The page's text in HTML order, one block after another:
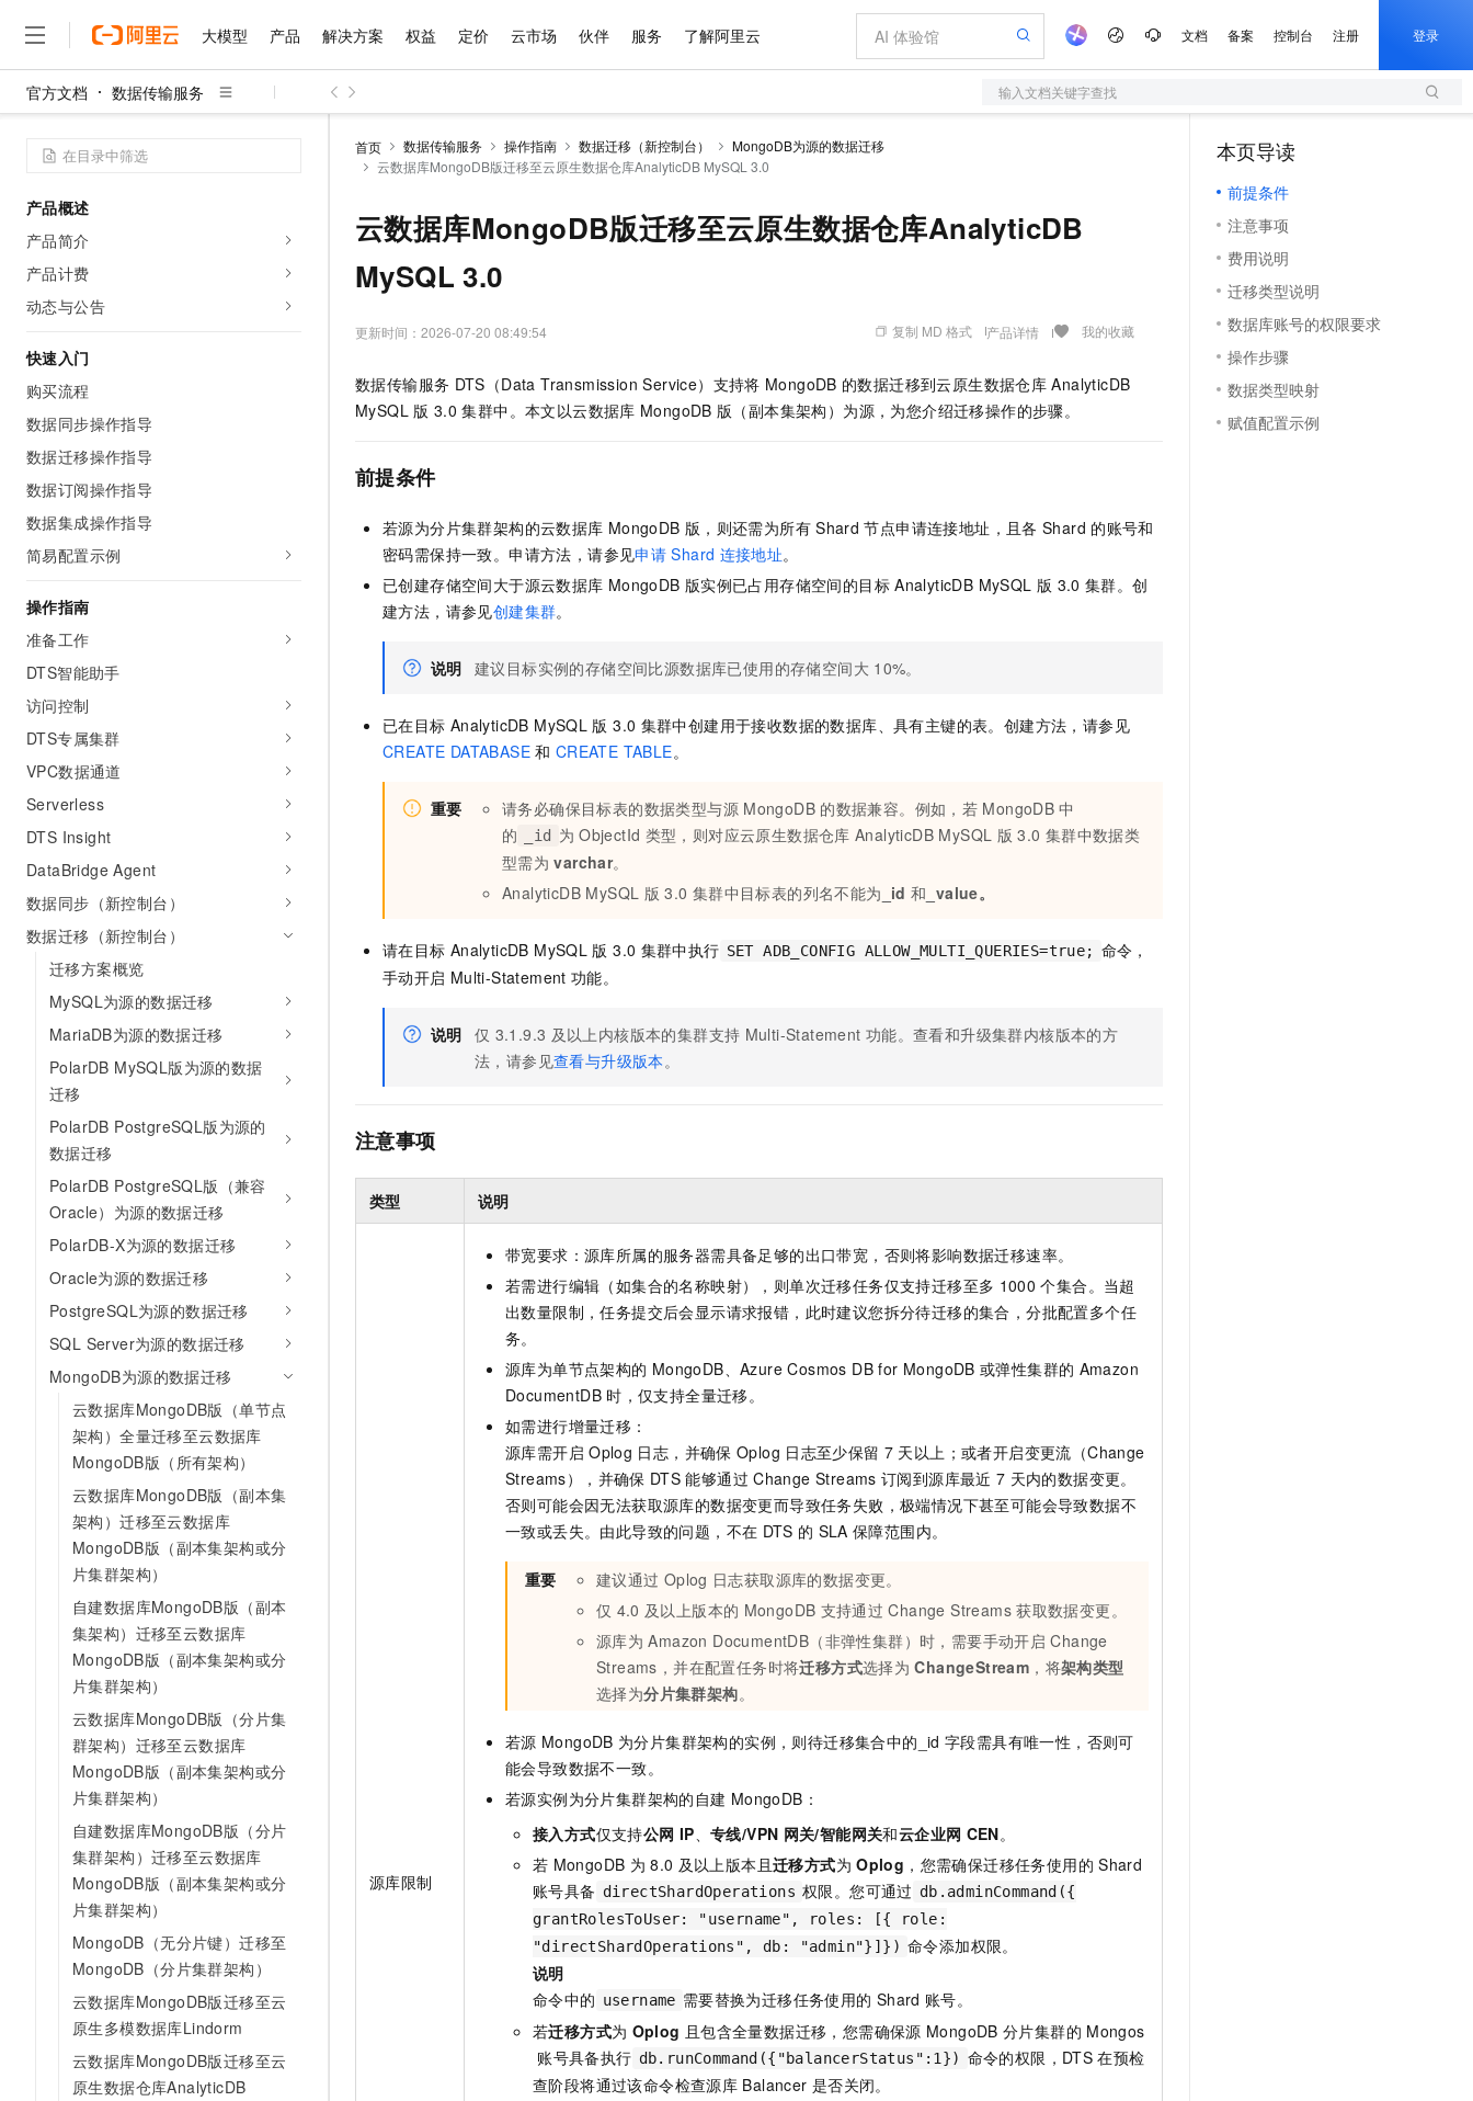
大模型 产品 解决方案 权益 定价 云市场 伙伴 服务 了解阿里云 文档 备案 控制台 注册 登录
官方文档 数据传输服务 输入文档关键字查找
产品概述
产品简介
产品计费
动态与公告
快速入门
购买流程
数据同步操作指导
数据迁移操作指导
数据订阅操作指导
数据集成操作指导
简易配置示例
操作指南
准备工作
DTS智能助手
访问控制
DTS专属集群
VPC数据通道
Serverless
DTS Insight
DataBridge Agent
数据同步（新控制台）
数据迁移（新控制台）
迁移方案概览
MySQL为源的数据迁移
MariaDB为源的数据迁移
PolarDB MySQL版为源的数据
迁移
PolarDB PostgreSQL版为源的
数据迁移
PolarDB PostgreSQL版（兼容
Oracle）为源的数据迁移
PolarDB-X为源的数据迁移
Oracle为源的数据迁移
PostgreSQL为源的数据迁移
SQL Server为源的数据迁移
MongoDB为源的数据迁移
云数据库MongoDB版（单节点
架构）全量迁移至云数据库
MongoDB版（所有架构）
云数据库MongoDB版（副本集
架构）迁移至云数据库
MongoDB版（副本集架构或分
片集群架构）
自建数据库MongoDB版（副本
集架构）迁移至云数据库
MongoDB版（副本集架构或分
片集群架构）
云数据库MongoDB版（分片集
群架构）迁移至云数据库
MongoDB版（副本集架构或分
片集群架构）
自建数据库MongoDB版（分片
集群架构）迁移至云数据库
MongoDB版（副本集架构或分
片集群架构）
MongoDB（无分片键）迁移至
MongoDB（分片集群架构）
云数据库MongoDB版迁移至云
原生多模数据库Lindorm
云数据库MongoDB版迁移至云
原生数据仓库AnalyticDB
首页 数据传输服务 操作指南 数据迁移（新控制台）
MongoDB为源的数据迁移
云数据库MongoDB版迁移至云原生数据仓库AnalyticDB MySQL 3.0
云数据库MongoDB版迁移至云原生数据仓库AnalyticDB
MySQL 3.0
更新时间： 2026-07-20 08:49:54 复制 MD 格式 产品详情 我的收藏
数据传输服务 DTS（Data Transmission Service）支持将 MongoDB 的数据迁移到云原生数据仓库 AnalyticDB
MySQL 版 3.0 集群中。本文以云数据库 MongoDB 版 （副本集架构）为源，为您介绍迁移操作的步骤。
前提条件
若源为分片集群架构的云数据库 MongoDB 版 ，则还需为所有 Shard 节点申请连接地址，且各 Shard 的账号和
密码需保持一致。申请方法，请参见申请 Shard 连接地址。
已创建存储空间大于源云数据库 MongoDB 版实例已占用存储空间的目标 AnalyticDB MySQL 版 3.0 集群。创
建方法，请参见创建集群。
说明 建议目标实例的存储空间比源数据库已使用的存储空间大 10%。
已在目标 AnalyticDB MySQL 版 3.0 集群中创建用于接收数据的数据库、具有主键的表。创建方法，请参见
CREATE DATABASE 和 CREATE TABLE。
重要 请务必确保目标表的数据类型与源 MongoDB 的数据兼容。例如，若 MongoDB 中
的
_id 为 ObjectId 类型，则对应云原生数据仓库 AnalyticDB MySQL 版 3.0 集群中数据类
型需为 varchar。
AnalyticDB MySQL 版 3.0 集群中目标表的列名不能为 _id 和 _value。
请在目标 AnalyticDB MySQL 版 3.0 集群中执行 SET ADB_CONFIG ALLOW_MULTI_QUERIES=true; 命令，
手动开启 Multi-Statement 功能。
说明 仅 3.1.9.3 及以上内核版本的集群支持 Multi-Statement 功能。查看和升级集群内核版本的方
法，请参见查看与升级版本。
注意事项
类型 说明
源库限制
带宽要求：源库所属的服务器需具备足够的出口带宽，否则将影响数据迁移速率。
若需进行编辑（如集合的名称映射），则单次迁移任务仅支持迁移至多 1000 个集合。当超
出数量限制，任务提交后会显示请求报错，此时建议您拆分待迁移的集合，分批配置多个任
务。
源库为单节点架构的 MongoDB、Azure Cosmos DB for MongoDB 或弹性集群的 Amazon
DocumentDB 时，仅支持全量迁移。
如需进行增量迁移：
源库需开启 Oplog 日志，并确保 Oplog 日志至少保留 7 天以上；或者开启变更流（Change
Streams），并确保 DTS 能够通过 Change Streams 订阅到源库最近 7 天内的数据变更。
否则可能会因无法获取源库的数据变更而导致任务失败，极端情况下甚至可能会导致数据不
一致或丢失。由此导致的问题，不在 DTS 的 SLA 保障范围内。
重要 建议通过 Oplog 日志获取源库的数据变更。
仅 4.0 及以上版本的 MongoDB 支持通过 Change Streams 获取数据变更。
源库为 Amazon DocumentDB（非弹性集群）时，需要手动开启 Change
Streams，并在配置任务时将迁移方式选择为 ChangeStream ，将架构类型
选择为分片集群架构。
若源 MongoDB 为分片集群架构的实例，则待迁移集合中的_id 字段需具有唯一性，否则可
能会导致数据不一致。
若源实例为分片集群架构的自建 MongoDB：
接入方式仅支持公网 IP、专线/VPN 网关/智能网关和云企业网 CEN。
若 MongoDB 为 8.0 及以上版本且迁移方式为 Oplog ，您需确保迁移任务使用的 Shard
账号具备 directShardOperations 权限。您可通过 db.adminCommand({
grantRolesToUser: "username", roles: [{ role:
"directShardOperations", db: "admin"}]}) 命令添加权限。
说明
命令中的 username 需要替换为迁移任务使用的 Shard 账号。
若迁移方式为 Oplog 且包含全量数据迁移，您需确保源 MongoDB 分片集群的 Mongos
账号具备执行 db.runCommand({"balancerStatus":1}) 命令的权限，DTS 在预检
查阶段将通过该命令检查源库 Balancer 是否关闭。
本页导读
前提条件
注意事项
费用说明
迁移类型说明
数据库账号的权限要求
操作步骤
数据类型映射
赋值配置示例
大模型
千问AI平台
大模型
文本生成
Qwen3.8-Max HOT
Qwen3.7-Plus
Qwen3-VL-Plus
Deepseek-v4-pro
HappyHorse-1.1-T2V
HappyHorse-1.1-I2V
语音识别与合成
Qwen3-TTS-Flash
大模型服务
千问AI平台-模型体验
在线体验全尺寸、多种模态的模型效果
AI 应用构建
丰富多元化的应用模版和解决方案
灵活可视化地构建企业级 Agent
大模型原生应用
企业级人与Agent协作平台，接入和调度多个数字员工
快速部署 Dify，高效搭建 AI 应用
依托云原生高可用架构,实现Dify私有化部署 用1%尺寸在特定领域达到大模型90%以上效果 从文本、图片、视频中提取结构化的属性信息
产品
精选产品
容器
存储
网络与CDN
安全
中间件
数据库
大数据计算
媒体服务
企业服务与云通信
域名与网站
终端用户计算
Serverless
开发工具
迁移与运维管理
专有云
精选产品
大模型服务平台百炼 大模型
千问大模型 大模型
随时随地安全接入的云上超级电脑
云解析DNS
覆盖公网/内网、递归/权威、移动APP等全场景解析服务
面向分析的企业级SaaS模式云数据仓库
域名与网站
对象存储 OSS
基于千问大模型等，支持代码智能生成、研发智能问答
云数据库 RDS
面向真实软件的智能体编程平台
云原生数据库 PolarDB
100%兼容MySQL、PostgreSQL，兼容Oracle，支持集中和分布式
轻量应用服务器
数字证书管理服务（原SSL证书）
实现全站HTTPS，呈现可信的WEB访问
短信服务
大数据开发治理平台 DataWorks
解决方案
精选解决方案
大数据
现代化应用
安全
网络
可观测
上云与迁云
企业出海
政企业务
精选解决方案
千问办公，解锁你的工作新方式
Agency Agents：拥有专属领域专家
快速拥有专属 OpenClaw
让AI从“聊天伙伴”进化为能干活的“数字员工”
睿译宝，AI翻译排版一步到位
GLM-5.2：长任务时代开源旗舰模型
Claude Code + GStack 打造工程团队
安装技能 GStack，拥有专属 AI 工程团队
即刻拥有 DeepSeek-V4-Pro
从聊天伙伴进化为能主动干活的本地数字员工
低代码高效构建企业门户网站
以可视化方式快速构建移动和 PC 门户网站
一句话生成原生可编辑精美 PPT 文稿
输入一句话想法, 轻松生成专业的 PPT
一键部署幻兽帕鲁游戏服务器
一键购买专属联机服务器，轻松开启游戏
漫剧工坊：一站式动画创作平台
快速生产连贯的高质量长漫剧
10 分钟搭建微信、支付宝小程序
高效部署网站，快速应用到小程序
权益 普惠上云
普惠上云 官方力荐
官方推荐返现计划
高校专属算力普惠，学生认证享300元代金券
免费试用
最高领取价值200元试用点，立即开启云上创新
1亿+ 大模型 tokens 和 30+ 款产品免费体验
140+云产品 免费试用
产品新客免费试用，最长12个月
大模型ACA认证体验
助力企业全员 AI 认知与能力提升
AI 特惠
智启 AI 普惠权益
阿里云 OPC 创新助力计划
Qwen3.8-Max 首发尝鲜，限时加量 10 倍，夜间低至2折
千问办公，限时限量积分加倍
你的AI工作搭子，覆盖日常办公高频场景
夜间 5 折，Qwen/Meoo/TokenPlan 客户专享
AI 场景体验
AI 电商营销
图文、视频一站生成，高效打造优质广告素材
AI 建站
0 代码专业建站，无忧落地极速上线
AI智能应用，一键激活高效办公新体验
智能客服
自动承接线索、识别商机，让客服更高效、服务更出色。
AI 活动
AI 生产力先锋
先锋实践拓展 AI 生产力的边界
飞天发布时刻
所见，即是所愿
AI 实训营
从基础到进阶，Agent 创客手把手教你
创新加速
定价 产品定价
了解云产品的定价详情
云上成本管理
价格计算器
自助选配和估算价格
价格优势
配置报价器
阿里云 OPC 创新助力计划
Token 补贴，五大权
益加速 OPC 成功
云市场 精选商城
网站建设
Salesforce 国际版订阅
友盟天域
观测云
蓝凌 OA
畅捷通
Tableau 订阅
AI空中课堂在线直播课堂（旗舰版）
生态解决方案
行业生态解决方案
AI 开发和 AI 应用解决方案
数据与 API
数据集
手机三要素
身份实名认证
天气预报查询
ERP
CRM
财税管理
广告营销
基础软件
宝塔 Linux
CentOS
JAVA
操作系统
Red Hat
模板建站
APP 开发
专业服务
公司注册
上云迁移
代维服务
伙伴 成为销售伙伴
分销伙伴
销售伙伴合作计划
Consulting Partner 合作计划
AI 大模型销售与服务生态合作计划
成为产品伙伴
产品生态集成认证中心
产品生态伙伴工作台
产品伙伴合作计划
云存储合作计划
云网络合作计划
计划
服务伙伴合作计划
Al MaaS 服务伙伴赋能合作
伙伴信用分合作计划
更多支持
合作伙伴培训与认证
查询合作伙伴
登录合作伙伴管理后台
服务 售前咨询
在线服务
售后服务
自助服务
短信专区
企业增值服务
企业支持计划
企业增值服务台
创新中心
阿里云认证
全部认证
训练营
健康状态
开发者社区
镜像站
我要反馈
我要建议
我要投诉
了解阿里云 为什么选择阿里云
什么是云计算
稳定可靠
安全合规
分析师报告
天池大赛
AI 算法大赛
入门学习赛
最佳实践
云上春晚
云栖战略参考
客户案例
市场活动
云栖大会
魔搭 ModelScope
魔搭 ModelScope
科研合作
加入我们
校园招聘